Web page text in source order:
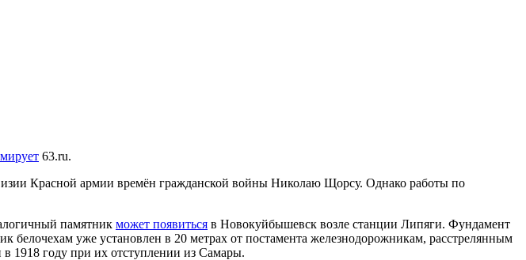
63.ru.
Красной армии времён гражданской войны Николаю Щорсу. Однако работы по
памятник может появиться в Новокуйбышевск возле станции Липяги. Фундамент
белочехам уже установлен в 20 метрах от постамента железнодорожникам, расстрелянным
в 1918 году при их отступлении из Самары.